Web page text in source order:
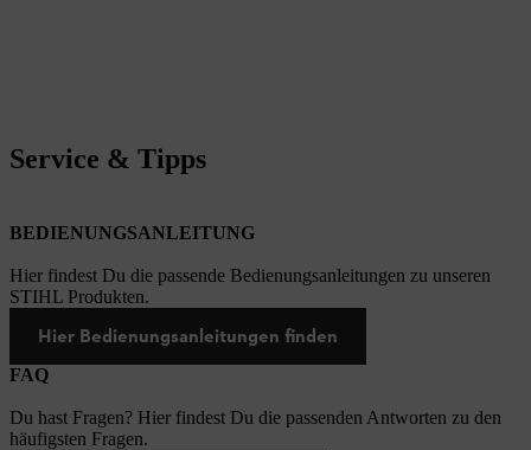
Service & Tipps
BEDIENUNGSANLEITUNG
Hier findest Du die passende Bedienungsanleitungen zu unseren
STIHL Produkten.
Hier Bedienungsanleitungen finden
FAQ
Du hast Fragen? Hier findest Du die passenden Antworten zu den
häufigsten Fragen.